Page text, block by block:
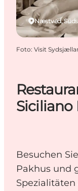
Siciliano
Besuchen
Pakhus und
Næstved,
Foto: Visit